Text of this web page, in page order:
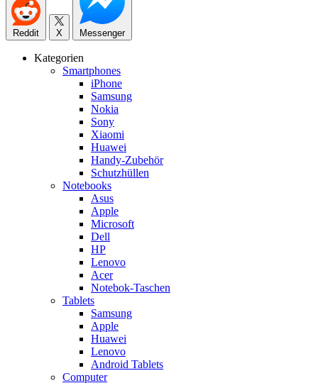
Reddit X Messenger
Kategorien
Smartphones
iPhone
Samsung
Nokia
Sony
Xiaomi
Huawei
Handy-Zubehör
Schutzhüllen
Notebooks
Asus
Apple
Microsoft
Dell
HP
Lenovo
Acer
Notebok-Taschen
Tablets
Samsung
Apple
Huawei
Lenovo
Android Tablets
Computer